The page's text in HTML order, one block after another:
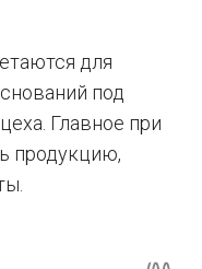
для
под
Главное при
продукцию,